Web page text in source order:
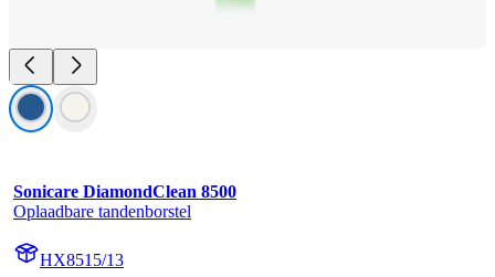
Sonicare DiamondClean 8500
Oplaadbare tandenborstel
HX8515/13